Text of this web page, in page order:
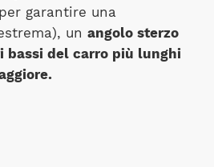
garantire una
un angolo sterzo
bassi del carro più lunghi